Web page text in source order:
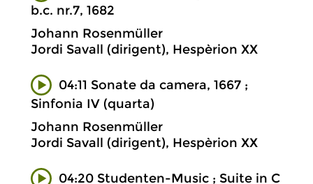
b.c. nr.7, 1682
Johann Rosenmüller
Jordi Savall (dirigent), Hespèrion XX
04:11 Sonate da camera, 1667 ;
Sinfonia IV (quarta)
Johann Rosenmüller
Jordi Savall (dirigent), Hespèrion XX
04:20 Studenten-Music ; Suite in C